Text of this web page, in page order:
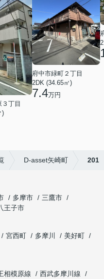
丁目
)
府中市緑町２丁目
2DK (34.65㎡)
7.4万円
D-asset矢崎町 201
多摩市
三鷹市
王子市
宮西町 多摩川
美好町
相模原線
西武多摩川線